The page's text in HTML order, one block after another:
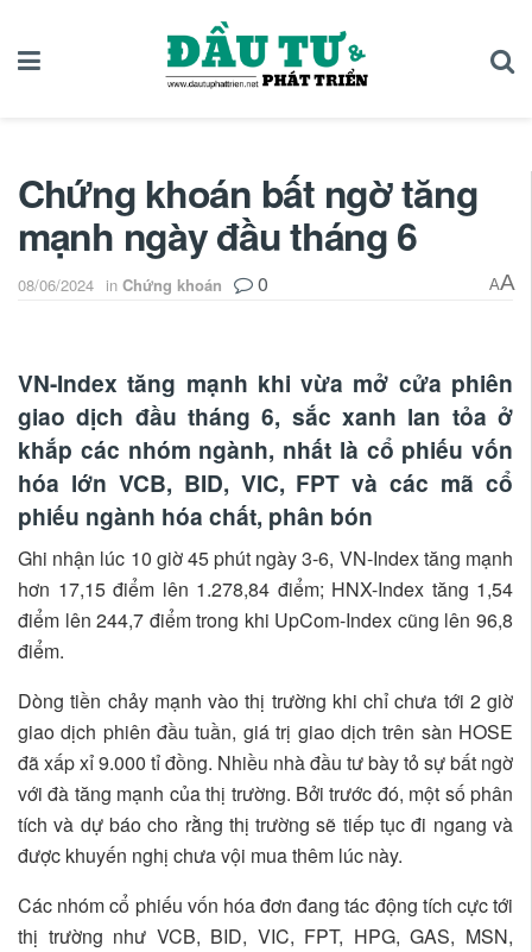
Chứng khoán bất ngờ tăng
mạnh ngày đầu tháng 6
08/06/2024 in Chứng khoán 0 AA
VN-Index tăng mạnh khi vừa mở cửa phiên
giao dịch đầu tháng 6, sắc xanh lan tỏa ở
khắp các nhóm ngành, nhất là cổ phiếu vốn
hóa lớn VCB, BID, VIC, FPT và các mã cổ
phiếu ngành hóa chất, phân bón
Ghi nhận lúc 10 giờ 45 phút ngày 3-6, VN-Index tăng mạnh
hơn 17,15 điểm lên 1.278,84 điểm; HNX-Index tăng 1,54
điểm lên 244,7 điểm trong khi UpCom-Index cũng lên 96,8
điểm.
Dòng tiền chảy mạnh vào thị trường khi chỉ chưa tới 2 giờ
giao dịch phiên đầu tuần, giá trị giao dịch trên sàn HOSE
đã xấp xỉ 9.000 tỉ đồng. Nhiều nhà đầu tư bày tỏ sự bất ngờ
với đà tăng mạnh của thị trường. Bởi trước đó, một số phân
tích và dự báo cho rằng thị trường sẽ tiếp tục đi ngang và
được khuyến nghị chưa vội mua thêm lúc này.
Các nhóm cổ phiếu vốn hóa đơn đang tác động tích cực tới
thị trường như VCB, BID, VIC, FPT, HPG, GAS, MSN,